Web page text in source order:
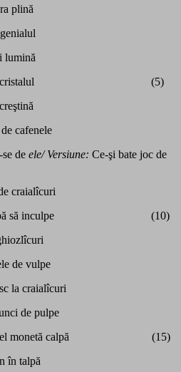
plină
lumină
curată ca cristalul (5)
cafenele
de ele/ Versiune: Ce-şi bate joc de
craialîcuri
de treabă să inculpe (10)
de vulpe
la craialîcuri
de pulpe
e ‘n el monetă calpă (15)
în talpă